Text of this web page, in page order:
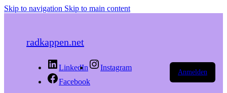
Skip to navigation Skip to main content
radkappen.net
LinkedIn
Instagram
Facebook
Anmelden